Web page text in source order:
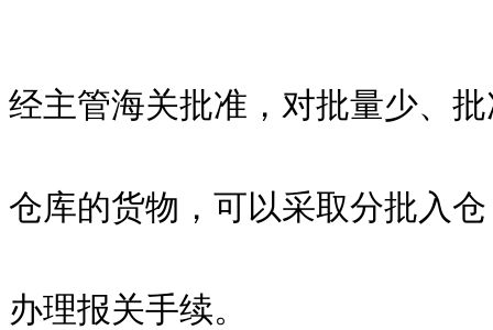
经主管海关批准，对批量少、
仓库的货物，可以采取分批入
办理报关手续。